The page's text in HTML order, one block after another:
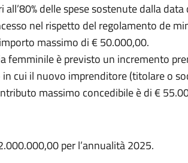
delle spese sostenute dalla
nel rispetto del regolamento de
massimo di € 50.000,00.
femminile è previsto un incremento
cui il nuovo imprenditore (titolare o
massimo concedibile è di €
per l’annualità 2025.